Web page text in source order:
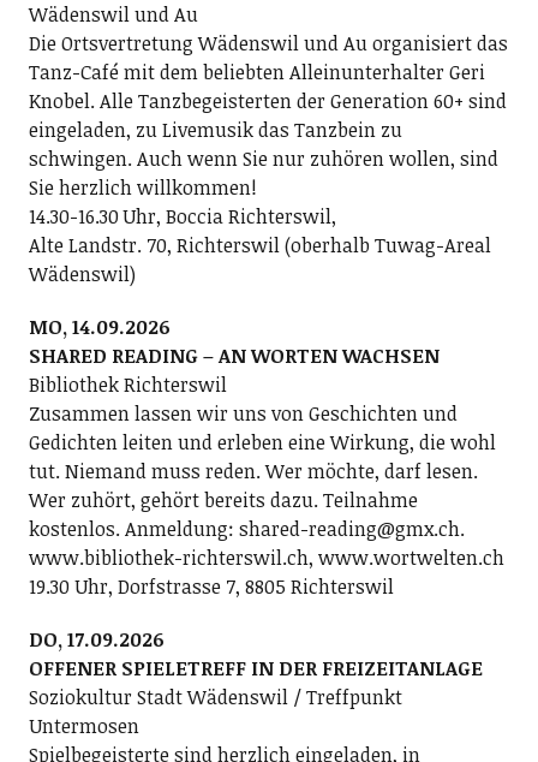
Wädenswil und Au
Die Ortsvertretung Wädenswil und Au organisiert das
Tanz-Café mit dem beliebten Alleinunterhalter Geri
Knobel. Alle Tanzbegeisterten der Generation 60+ sind
eingeladen, zu Livemusik das Tanzbein zu
schwingen. Auch wenn Sie nur zuhören wollen, sind
Sie herzlich willkommen!
14.30-16.30 Uhr, Boccia Richterswil,
Alte Landstr. 70, Richterswil (oberhalb Tuwag-Areal
Wädenswil)
MO, 14.09.2026
SHARED READING – AN WORTEN WACHSEN
Bibliothek Richterswil
Zusammen lassen wir uns von Geschichten und
Gedichten leiten und erleben eine Wirkung, die wohl
tut. Niemand muss reden. Wer möchte, darf lesen.
Wer zuhört, gehört bereits dazu. Teilnahme
kostenlos. Anmeldung: shared-reading@gmx.ch.
www.bibliothek-richterswil.ch, www.wortwelten.ch
19.30 Uhr, Dorfstrasse 7, 8805 Richterswil
DO, 17.09.2026
OFFENER SPIELETREFF IN DER FREIZEITANLAGE
Soziokultur Stadt Wädenswil / Treffpunkt
Untermosen
Spielbegeisterte sind herzlich eingeladen, in